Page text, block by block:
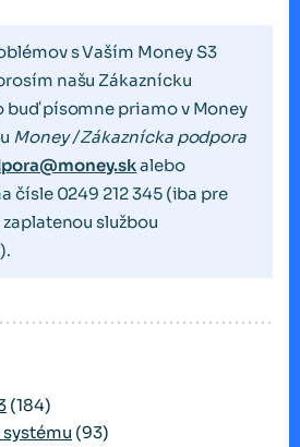
s Vaším Money S3
našu Zákaznícku
buď písomne priamo v Money
Money / Zákaznícka podpora
alebo
čísle 0249 212 345 (iba pre
službou
).
(184)
(93)